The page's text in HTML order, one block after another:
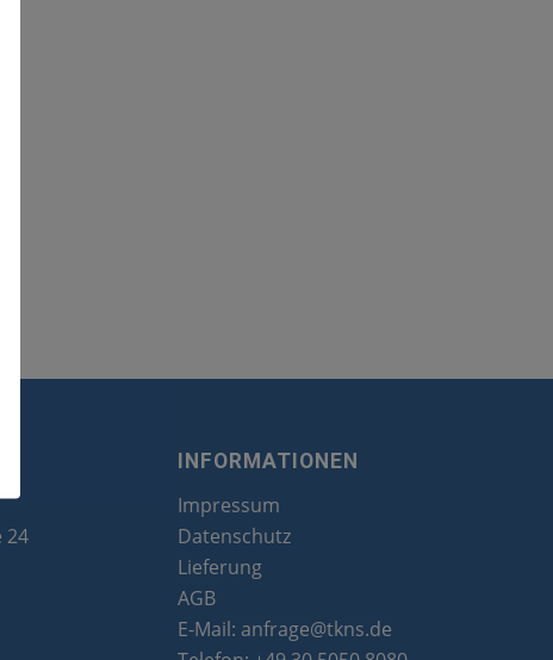
24
INFORMATIONEN
Impressum
Datenschutz
Lieferung
AGB
E-Mail: anfrage@tkns.de